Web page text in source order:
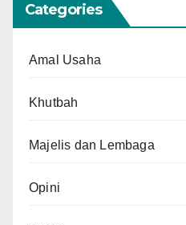
Categories
Amal Usaha
Khutbah
Majelis dan Lembaga
Opini